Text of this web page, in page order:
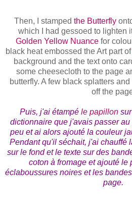
Then, I stamped the Butterfly
which I had gessoed to lighten
Golden Yellow Nuancefor
black heat embossed the Art part of
background and the text onto
some cheesecloth to the page
butterfly. A few black splatters
off the
Puis, j'ai étampé le papillon
dictionnaire que j'avais passer
peu et ai alors ajouté la couleur
Pendant qu'il séchait, j'ai chauffé
sur le fond et le texte sur des
coton à fromage et ajouté le
éclaboussures noires et les
page.